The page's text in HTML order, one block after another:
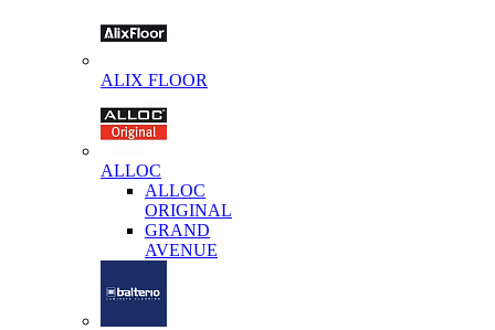
ALIX FLOOR
ALLOC
ALLOC
ORIGINAL
GRAND
AVENUE